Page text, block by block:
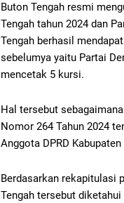
Buton Tengah resmi
Tengah tahun 2024 dan
Tengah berhasil
sebelumya yaitu Partai
mencetak 5 kursi.
Hal tersebut
Nomor 264 Tahun 2024
Anggota DPRD
Berdasarkan rekapitulasi
Tengah tersebut